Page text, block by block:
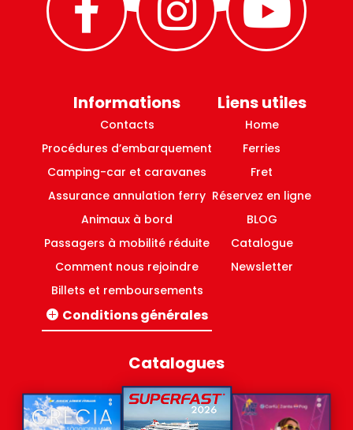
Informations
Contacts
Procédures d’embarquement
Camping-car et caravanes
Assurance annulation ferry
Animaux à bord
Passagers à mobilité réduite
Comment nous rejoindre
Billets et remboursements
Conditions générales
Lignes domestiques Grèce
Liens utiles
Home
Ferries
Fret
Réservez en ligne
BLOG
Catalogue
Newsletter
Catalogues